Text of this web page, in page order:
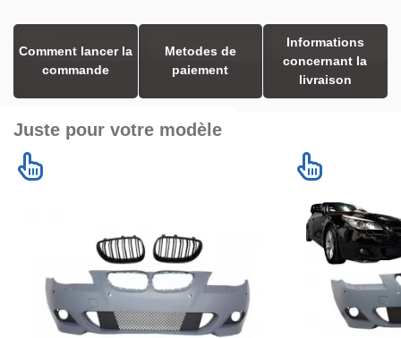
Comment lancer la
commande
Metodes de
paiement
Informations
concernant la
livraison
Juste pour votre modèle